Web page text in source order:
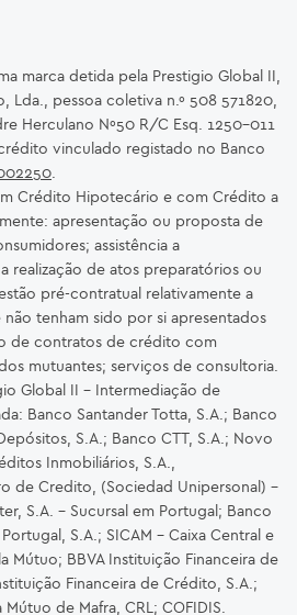
marca detida pela Prestigio Global II,
Lda., pessoa coletiva n.º 508 571820,
Herculano Nº50 R/C Esq. 1250-011
vinculado registado no Banco
.
Crédito Hipotecário e com Crédito a
apresentação ou proposta de
assistência a
realização de atos preparatórios ou
pré-contratual relativamente a
tenham sido por si apresentados
de contratos de crédito com
mutuantes; serviços de consultoria.
Global II – Intermediação de
Banco Santander Totta, S.A.; Banco
S.A.; Banco CTT, S.A.; Novo
Inmobiliários, S.A.,
de Credito, (Sociedad Unipersonal) -
S.A. – Sucursal em Portugal; Banco
S.A.; SICAM - Caixa Central e
Mútuo; BBVA Instituição Financeira de
Financeira de Crédito, S.A.;
de Mafra, CRL; COFIDIS.